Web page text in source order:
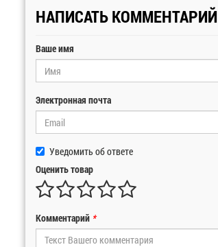
НАПИСАТЬ КОММЕНТАРИЙ
Ваше имя
Электронная почта
Уведомить об ответе
Оценить товар
Комментарий *